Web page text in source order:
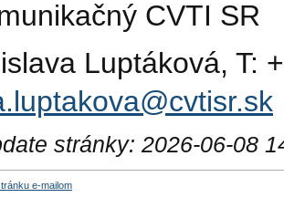
CVTI SR
Luptáková, T:
stránky: 2026-06-08
e-mailom